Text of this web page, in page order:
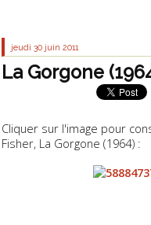
jeudi 30 juin 2011
La Gorgone
Cliquer sur l'image pour
Fisher, La Gorgone (1964) :